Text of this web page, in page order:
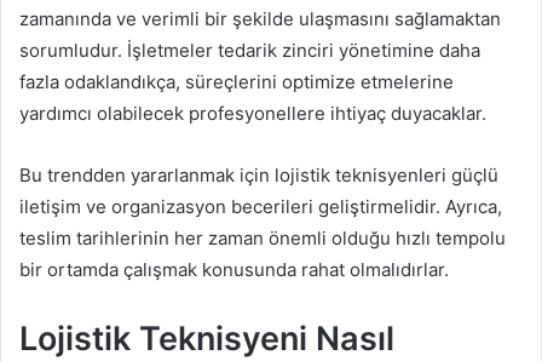
zamanında ve verimli bir şekilde ulaşmasını sağlamaktan
sorumludur. İşletmeler tedarik zinciri yönetimine daha
fazla odaklandıkça, süreçlerini optimize etmelerine
yardımcı olabilecek profesyonellere ihtiyaç duyacaklar.
Bu trendden yararlanmak için lojistik teknisyenleri güçlü
iletişim ve organizasyon becerileri geliştirmelidir. Ayrıca,
teslim tarihlerinin her zaman önemli olduğu hızlı tempolu
bir ortamda çalışmak konusunda rahat olmalıdırlar.
Lojistik Teknisyeni Nasıl